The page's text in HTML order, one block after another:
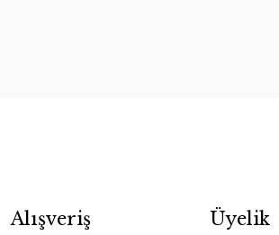
Alışveriş Üyelik